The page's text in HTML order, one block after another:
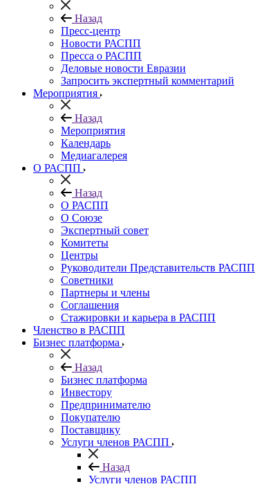
Назад
Пресс-центр
Новости РАСПП
Пресса о РАСПП
Деловые новости Евразии
Запросить экспертный комментарий
Мероприятия
Назад
Мероприятия
Календарь
Медиагалерея
О РАСПП
Назад
О РАСПП
О Союзе
Экспертный совет
Комитеты
Центры
Руководители Представительств РАСПП
Советники
Партнеры и члены
Соглашения
Стажировки и карьера в РАСПП
Членство в РАСПП
Бизнес платформа
Назад
Бизнес платформа
Инвестору
Предпринимателю
Покупателю
Поставщику
Услуги членов РАСПП
Назад
Услуги членов РАСПП